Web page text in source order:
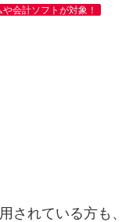
や会計ソフトが対象！
されている方も、